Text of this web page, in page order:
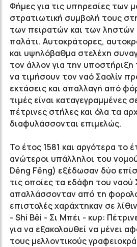
Φήμες για τις υπηρεσίες των
στρατιωτική συμβολή τους
των πειρατών και των
παλάτι. Αυτοκράτορες,
και υψηλόβαθμα στελέχη
τον άλλον για την
να τιμήσουν τον ναό Σαολίν
εκτάσεις και απαλλαγή από
τιμές είναι καταγεγραμμένες
πέτρινες στήλες και όλα τα
διαφυλάσσονται επιμελώς.
Το έτος 1581 και αργότερα το
ανώτεροι υπάλληλοι του
Dēng Fēng) εξέδωσαν δύο
τις οποίες τα εδάφη του ναού
απαλλάσσονταν από τη
επιστολές χαράχτηκαν σε
- Shí Bēi - Σι Μπέι - κυρ:
για να εξακολουθεί να μένει
τους μελλοντικούς